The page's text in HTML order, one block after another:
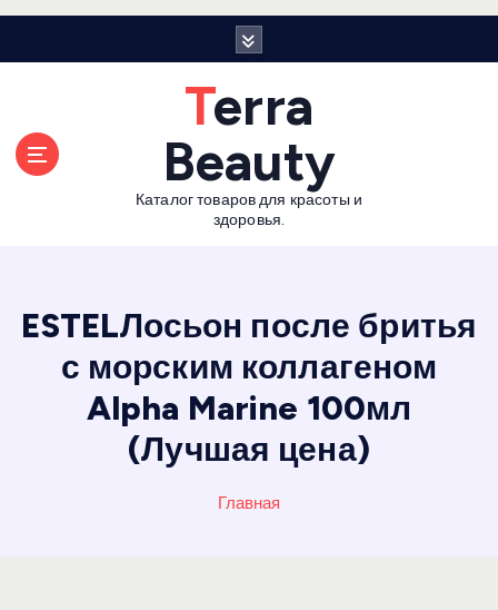
Terra
Beauty
Каталог товаров для красоты и
здоровья.
ESTELЛосьон после бритья
с морским коллагеном
Alpha Marine 100мл
(Лучшая цена)
Главная